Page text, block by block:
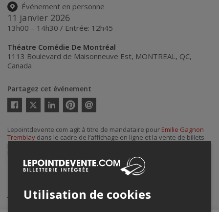
Événement en personne
11 janvier 2026
13h00 – 14h30 / Entrée: 12h45
Théatre Comédie De Montréal
1113 Boulevard de Maisonneuve Est, MONTREAL, QC,
Canada
Partagez cet événement
Twitter
courriel
Lepointdevente.com agit à titre de mandataire pour Emilie Gagnon
Tremblay dans le cadre de l’affichage en ligne et la vente de billets
contacter l’organisateur de l’événement,Emilie Gagnon Tremblay
guidanceavecemilie@hotmail.com.
Achat de billets
Utilisation de cookies